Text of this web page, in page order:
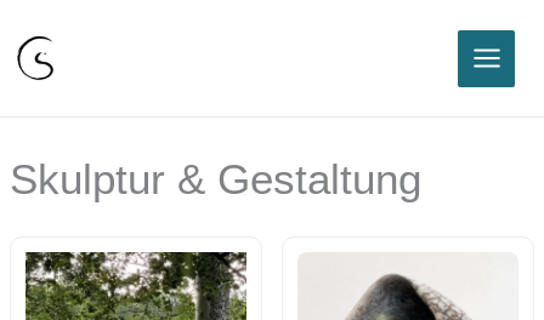
Skulptur & Gestaltung